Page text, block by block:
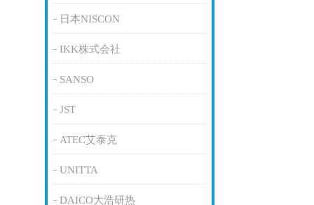
日本NISCON
IKK株式会社
SANSO
JST
ATEC艾泰克
UNITTA
DAICO大浩研热